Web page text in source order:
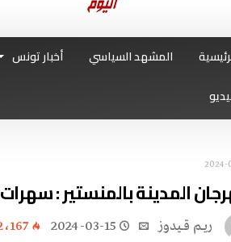
المشهد السياسي أخبار تونس
2024-
المدينة بالمنستير :
ريــم قــيدوز 2024-03-15